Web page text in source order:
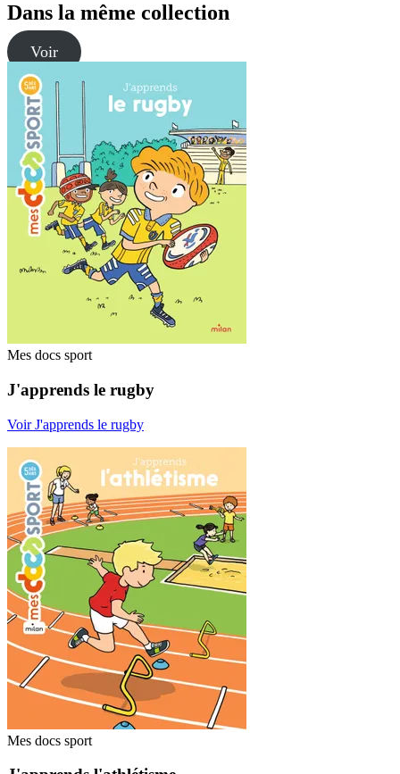
Dans la même collection
Voir
Mes docs sport
J'apprends le rugby
Voir J'apprends le rugby
Mes docs sport